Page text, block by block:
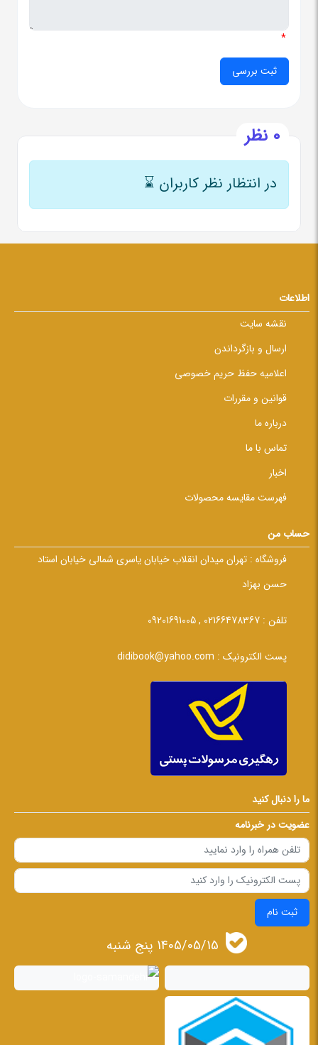
*
0 نظر
در انتظار نظر کاربران ⌛
اطلاعات
نقشه سایت
ارسال و بازگرداندن
اعلامیه حفظ حریم خصوصی
قوانین و مقررات
درباره ما
تماس با ما
اخبار
فهرست مقایسه محصولات
حساب من
فروشگاه : تهران میدان انقلاب خیابان یاسری شمالی خیابان استاد
حسن بهزاد
تلفن : 02166478367 , 09201691005
پست الکترونیک : didibook@yahoo.com
ما را دنبال کنید
عضویت در خبرنامه
ثبت نام
1405/05/15 پنج شنبه